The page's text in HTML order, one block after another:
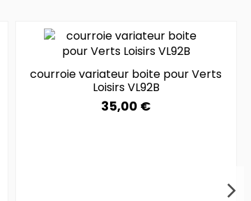
courroie variateur boite pour Verts
Loisirs VL92B
35,00 €